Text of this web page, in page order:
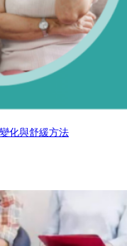
化與舒緩方法